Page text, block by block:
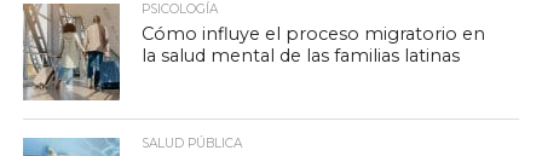
PSICOLOGÍA
Cómo influye el proceso migratorio en
la salud mental de las familias latinas
SALUD PÚBLICA